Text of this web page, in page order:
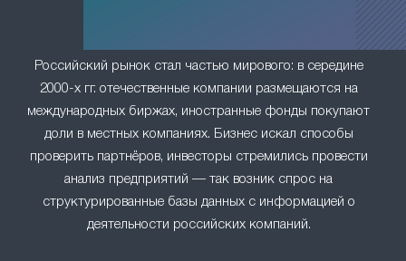
Российский рынок стал частью мирового: в середине
2000-х гг. отечественные компании размещаются на
международных биржах, иностранные фонды покупают
доли в местных компаниях. Бизнес искал способы
проверить партнёров, инвесторы стремились провести
анализ предприятий — так возник спрос на
структурированные базы данных с информацией о
деятельности российских компаний.